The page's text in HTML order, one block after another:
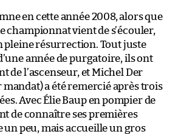
en cette année 2008, alors que
championnat vient de s’écouler,
pleine résurrection. Tout juste
année de purgatoire, ils ont
de l’ascenseur, et Michel Der
a été remercié après trois
Avec Élie Baup en pompier de
de connaître ses premières
un peu, mais accueille un gros